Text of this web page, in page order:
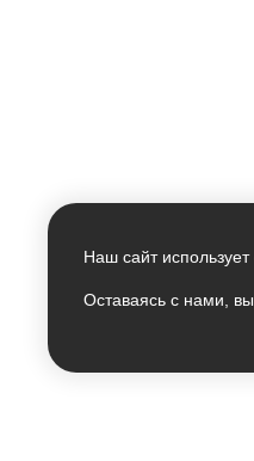
Наш сайт
Оставаясь с нами,